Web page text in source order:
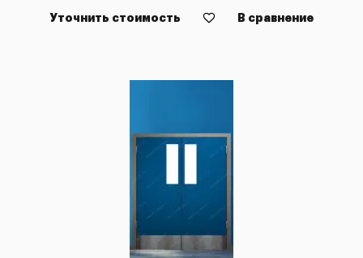
Уточнить стоимость В сравнение